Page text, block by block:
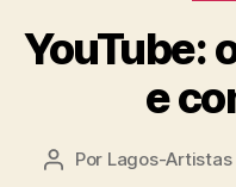
YouTube:
e
Autor
Por Lagos-Artistas